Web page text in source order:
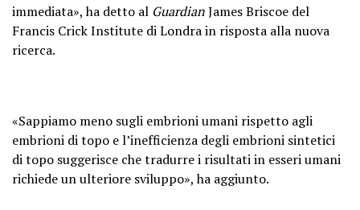
immediata», ha detto al GuardianJames Briscoe del
Francis Crick Institute di Londra in risposta alla nuova
ricerca.
«Sappiamo meno sugli embrioni umani rispetto agli
embrioni di topo e l’inefficienza degli embrioni sintetici
di topo suggerisce che tradurre i risultati in esseri umani
richiede un ulteriore sviluppo», ha aggiunto.